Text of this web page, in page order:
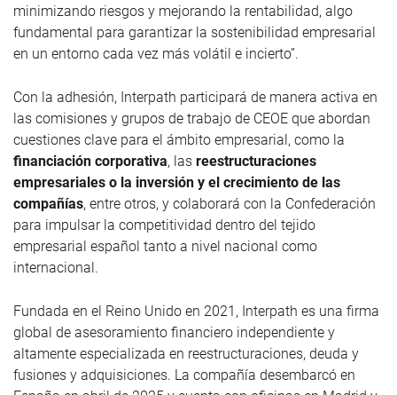
minimizando riesgos y mejorando la rentabilidad, algo
fundamental para garantizar la sostenibilidad empresarial
en un entorno cada vez más volátil e incierto”.
Con la adhesión, Interpath participará de manera activa en
las comisiones y grupos de trabajo de CEOE que abordan
cuestiones clave para el ámbito empresarial, como la
financiación corporativa, las reestructuraciones
empresariales o la inversión y el crecimiento de las
compañías, entre otros, y colaborará con la Confederación
para impulsar la competitividad dentro del tejido
empresarial español tanto a nivel nacional como
internacional.
Fundada en el Reino Unido en 2021, Interpath es una firma
global de asesoramiento financiero independiente y
altamente especializada en reestructuraciones, deuda y
fusiones y adquisiciones. La compañía desembarcó en